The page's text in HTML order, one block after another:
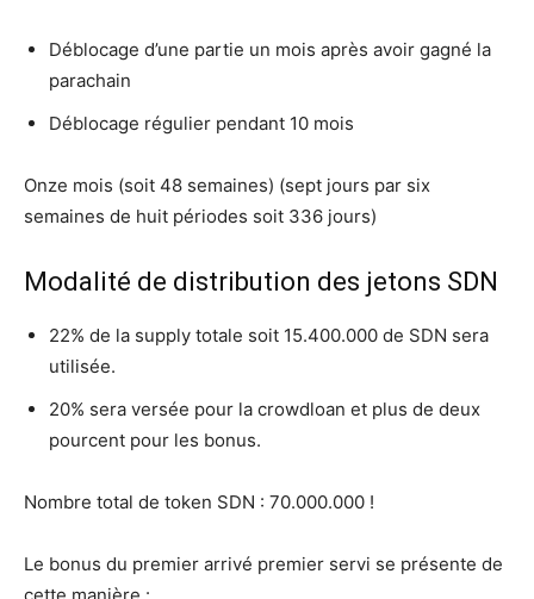
Déblocage d’une partie un mois après avoir gagné la
parachain
Déblocage régulier pendant 10 mois
Onze mois (soit 48 semaines) (sept jours par six
semaines de huit périodes soit 336 jours)
Modalité de distribution des jetons SDN
22% de la supply totale soit 15.400.000 de SDN sera
utilisée.
20% sera versée pour la crowdloan et plus de deux
pourcent pour les bonus.
Nombre total de token SDN : 70.000.000 !
Le bonus du premier arrivé premier servi se présente de